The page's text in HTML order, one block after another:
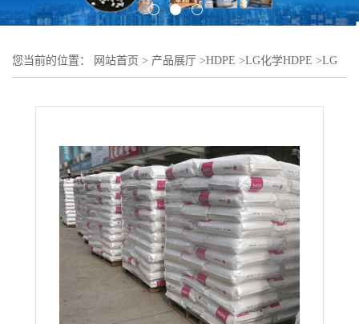
您当前的位置： 网站首页 > 产品展厅 >HDPE >LG化学HDPE >LG